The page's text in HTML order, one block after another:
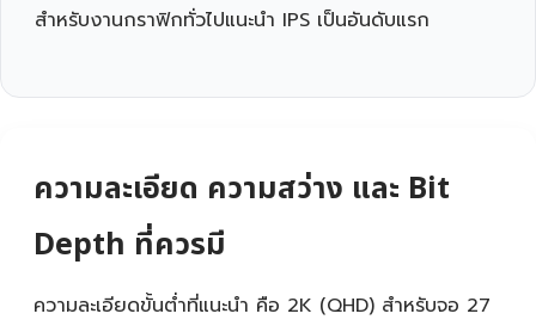
สำหรับงานกราฟิกทั่วไปแนะนำ IPS เป็นอันดับแรก
ความละเอียด ความสว่าง และ Bit
Depth ที่ควรมี
ความละเอียดขั้นต่ำที่แนะนำ คือ 2K (QHD) สำหรับจอ 27